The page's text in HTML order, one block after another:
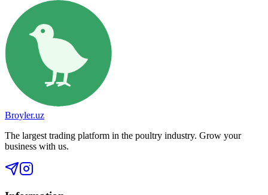
Broyler.uz
The largest trading platform in the poultry industry. Grow your
business with us.